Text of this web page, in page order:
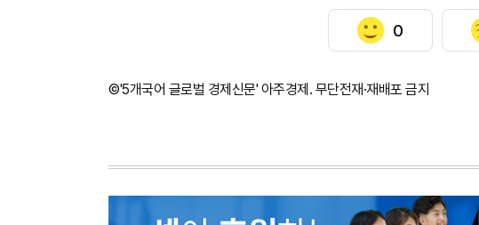
0
©'5개국어 글로벌 경제신문' 아주경제. 무단전재·재배포 금지